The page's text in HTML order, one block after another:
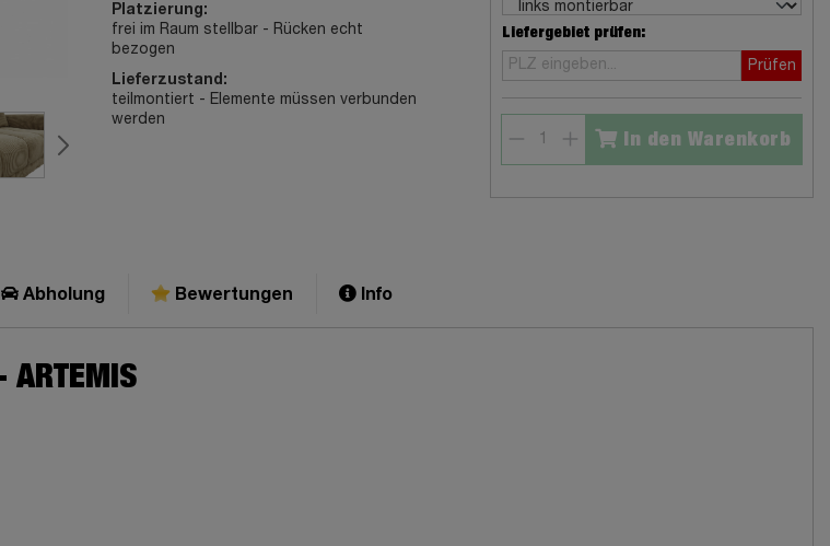
Platzierung:
frei im Raum stellbar - Rücken echt
bezogen
Lieferzustand:
teilmontiert - Elemente müssen verbunden
werden
Liefergebiet prüfen:
Prüfen
In den Warenkorb
Abholung Bewertungen Info